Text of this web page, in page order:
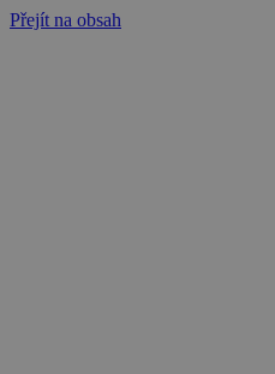
Přejít na obsah